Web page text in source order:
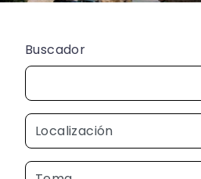
Buscador